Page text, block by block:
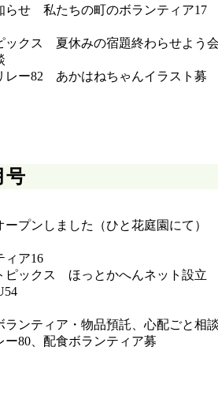
らせ 私たちの町のボランティア17
ックス 夏休みの宿題終わらせよう
ー82 あかはねちゃんイラスト募
号
ンしました（ひと花庭園にて）
ィア16
ックス ほっとかへんネット設立
ンティア・物品預託、心配ごと相
80、配食ボランティア募